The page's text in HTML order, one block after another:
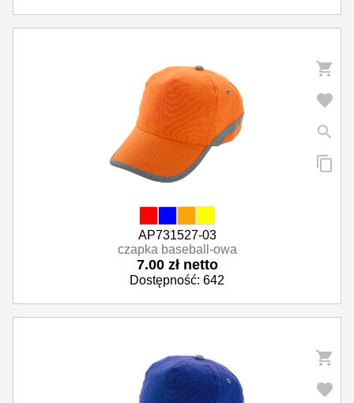
AP731527-03
czapka baseball-owa
7.00 zł netto
Dostępność: 642